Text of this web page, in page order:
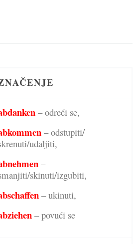
– odreći se,
– odstupiti/
udaljiti,
–
skinuti/izgubiti,
– ukinuti,
– povući se